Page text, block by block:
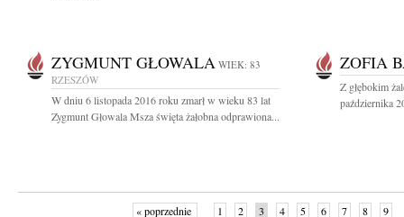
ZYGMUNT GŁOWALA WIEK: 83
RZESZÓW
W dniu 6 listopada 2016 roku zmarł w wieku 83 lat
Zygmunt Głowala Msza święta żałobna odprawiona...
ZOFIA
Z głębokim
października
« poprzednie 1 2 3 4 5 6 7 8 9